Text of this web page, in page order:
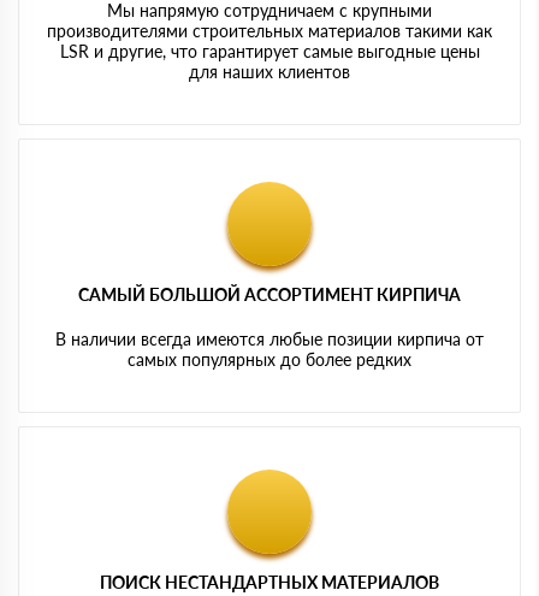
Мы напрямую сотрудничаем с крупными
производителями строительных материалов такими как
LSR и другие, что гарантирует самые выгодные цены
для наших клиентов
САМЫЙ БОЛЬШОЙ АССОРТИМЕНТ КИРПИЧА
В наличии всегда имеются любые позиции кирпича от
самых популярных до более редких
ПОИСК НЕСТАНДАРТНЫХ МАТЕРИАЛОВ